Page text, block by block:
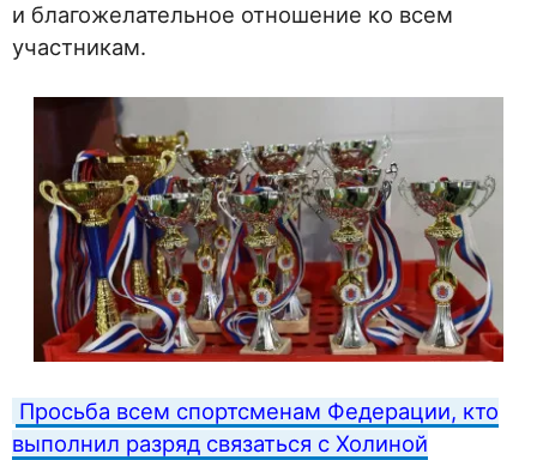
и благожелательное отношение ко всем
участникам.
Просьба всем спортсменам Федерации, кто
выполнил разряд связаться с Холиной